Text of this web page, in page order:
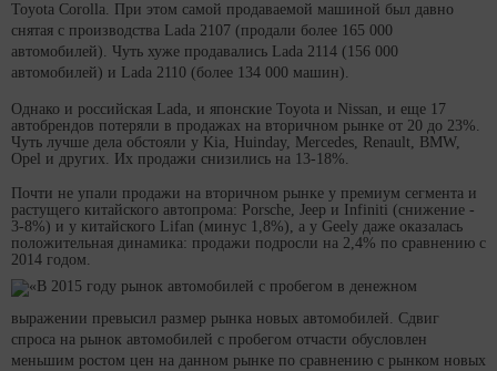
Toyota Corolla. При этом самой продаваемой машиной был давно
снятая с производства Lada 2107 (продали более 165 000
автомобилей). Чуть хуже продавались Lada 2114 (156 000
автомобилей) и Lada 2110 (более 134 000 машин).
Однако и российская Lada, и японские Toyota и Nissan, и еще 17
автобрендов потеряли в продажах на вторичном рынке от 20 до 23%.
Чуть лучше дела обстояли у Kia, Huinday, Mercedes, Renault, BMW,
Opel и других. Их продажи снизились на 13-18%.
Почти не упали продажи на вторичном рынке у премиум сегмента и
растущего китайского автопрома: Porsche, Jeep и Infiniti (снижение -
3-8%) и у китайского Lifan (минус 1,8%), а у Geely даже оказалась
положительная динамика: продажи подросли на 2,4% по сравнению с
2014 годом.
«В 2015 году рынок автомобилей с пробегом в денежном
выражении превысил размер рынка новых автомобилей. Сдвиг
спроса на рынок автомобилей с пробегом отчасти обусловлен
меньшим ростом цен на данном рынке по сравнению с рынком новых